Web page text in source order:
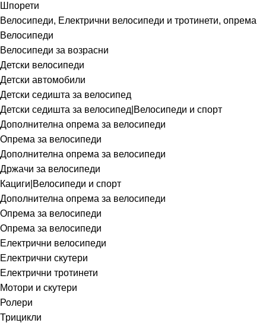
Шпорети
Велосипеди, Електрични велосипеди и тротинети, опрема
Велосипеди
Велосипеди за возрасни
Детски велосипеди
Детски автомобили
Детски седишта за велосипед
Детски седишта за велосипед|Велосипеди и спорт
Дополнителна опрема за велосипеди
Опрема за велосипеди
Дополнителна опрема за велосипеди
Држачи за велосипеди
Кациги|Велосипеди и спорт
Дополнителна опрема за велосипеди
Опрема за велосипеди
Опрема за велосипеди
Електрични велосипеди
Електрични скутери
Електрични тротинети
Мотори и скутери
Ролери
Трицикли